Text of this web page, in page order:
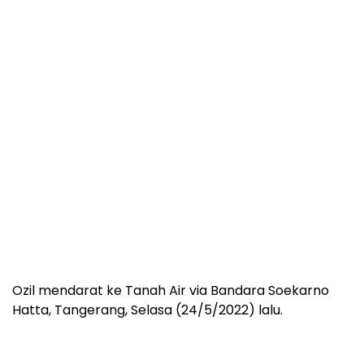
Ozil mendarat ke Tanah Air via Bandara Soekarno
Hatta, Tangerang, Selasa (24/5/2022) lalu.